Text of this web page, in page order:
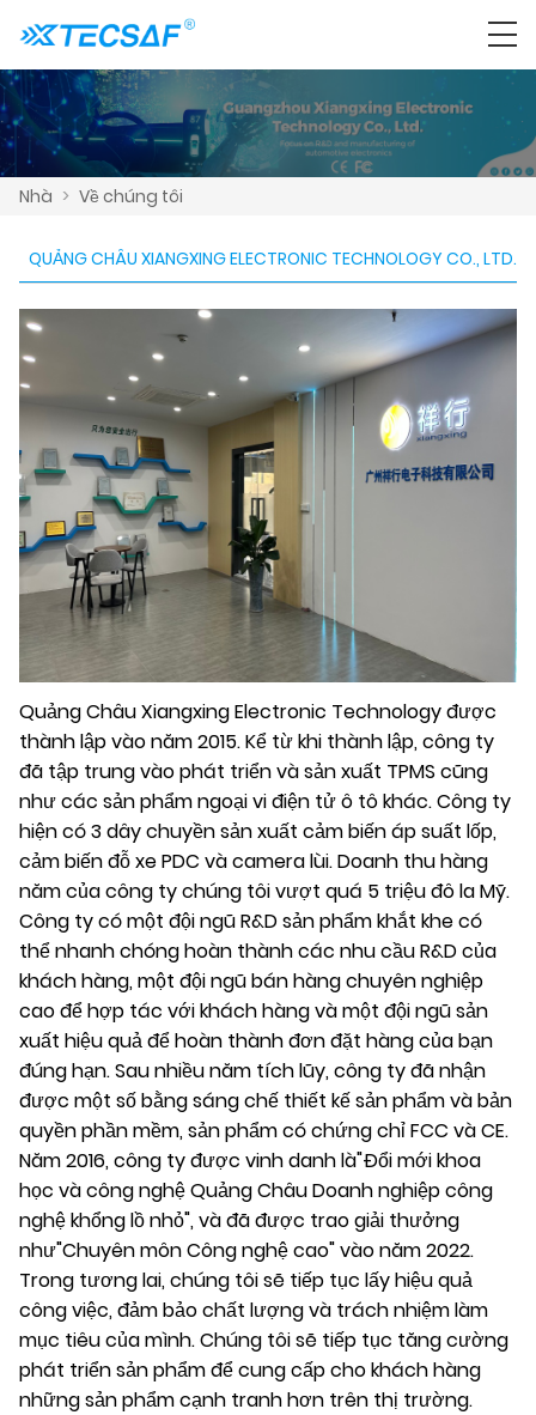
Nhà > Về chúng tôi
QUẢNG CHÂU XIANGXING ELECTRONIC TECHNOLOGY CO., LTD.
Quảng Châu Xiangxing Electronic Technology được
thành lập vào năm 2015. Kể từ khi thành lập, công ty
đã tập trung vào phát triển và sản xuất TPMS cũng
như các sản phẩm ngoại vi điện tử ô tô khác. Công ty
hiện có 3 dây chuyền sản xuất cảm biến áp suất lốp,
cảm biến đỗ xe PDC và camera lùi. Doanh thu hàng
năm của công ty chúng tôi vượt quá 5 triệu đô la Mỹ.
Công ty có một đội ngũ R&D sản phẩm khắt khe có
thể nhanh chóng hoàn thành các nhu cầu R&D của
khách hàng, một đội ngũ bán hàng chuyên nghiệp
cao để hợp tác với khách hàng và một đội ngũ sản
xuất hiệu quả để hoàn thành đơn đặt hàng của bạn
đúng hạn. Sau nhiều năm tích lũy, công ty đã nhận
được một số bằng sáng chế thiết kế sản phẩm và bản
quyền phần mềm, sản phẩm có chứng chỉ FCC và CE.
Năm 2016, công ty được vinh danh là"Đổi mới khoa
học và công nghệ Quảng Châu Doanh nghiệp công
nghệ khổng lồ nhỏ", và đã được trao giải thưởng
như"Chuyên môn Công nghệ cao" vào năm 2022.
Trong tương lai, chúng tôi sẽ tiếp tục lấy hiệu quả
công việc, đảm bảo chất lượng và trách nhiệm làm
mục tiêu của mình. Chúng tôi sẽ tiếp tục tăng cường
phát triển sản phẩm để cung cấp cho khách hàng
những sản phẩm cạnh tranh hơn trên thị trường.